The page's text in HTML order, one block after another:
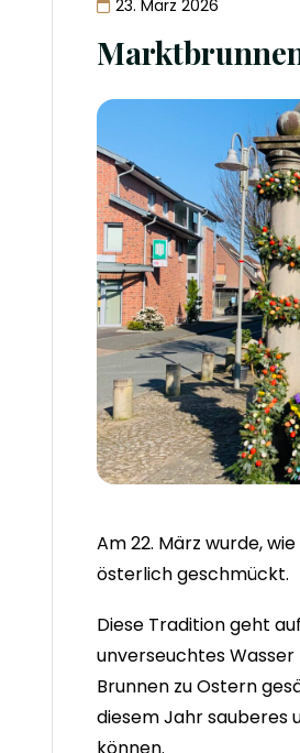
23. März 2026
Am 22. März wurde,
österlich geschmückt.
Diese Tradition geht
unverseuchtes
Brunnen zu Ostern
diesem Jahr sauberes
können.